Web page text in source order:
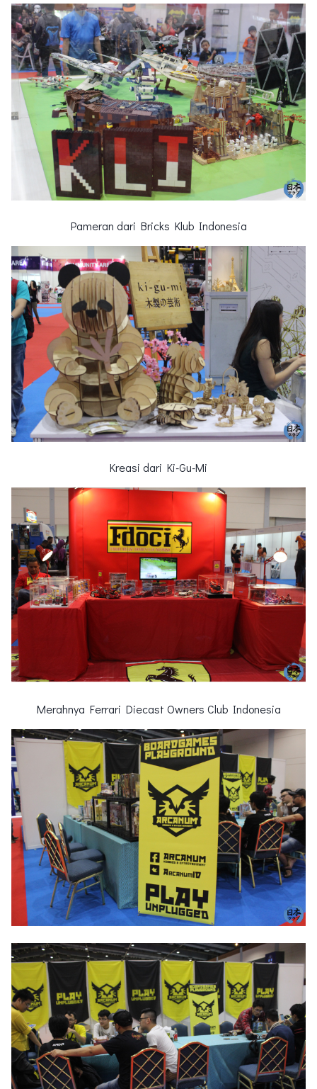
Pameran dari Bricks Klub Indonesia
Kreasi dari Ki-Gu-Mi
Merahnya Ferrari Diecast Owners Club Indonesia